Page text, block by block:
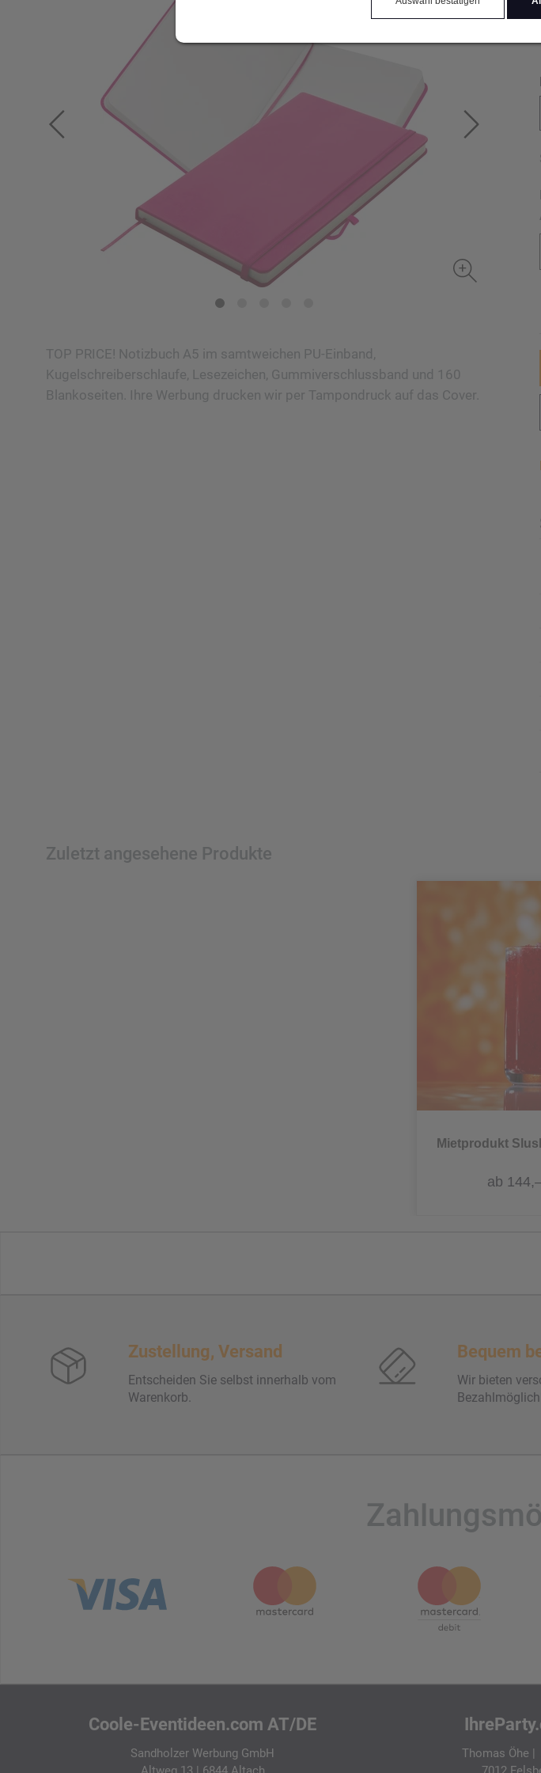
TOP PRICE! Notizbuch A5 im samtweichen PU-Einband,
Kugelschreiberschlaufe, Lesezeichen, Gummiverschlussband und 160
Blankoseiten. Ihre Werbung drucken wir per Tampondruck auf das Cover.
Zuletzt angesehene Produkte
Mietprodukt
ab
Zustellung, Versand
Entscheiden Sie selbst innerhalb vom
Warenkorb.
Bequem
Wir bieten
Coole-Eventideen.com AT/DE
Sandholzer Werbung GmbH
Thomas Öhe |